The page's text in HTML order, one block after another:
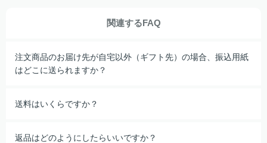
関連するFAQ
注文商品のお届け先が自宅以外（ギフト先）の場合、振込用紙
はどこに送られますか？
送料はいくらですか？
返品はどのようにしたらいいですか？